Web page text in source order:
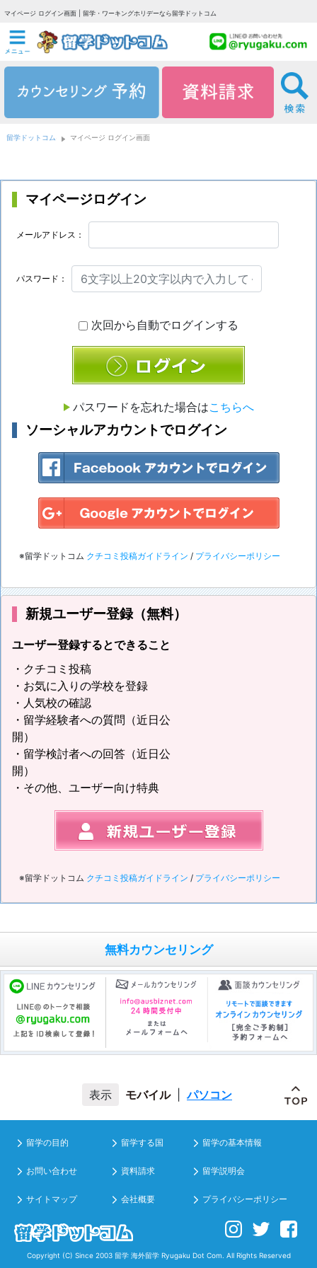
マイページ ログイン画面 | 留学・ワーキングホリデーなら留学ドットコム
留学ドットコム マイページ ログイン画面
マイページログイン
メールアドレス：
パスワード：
次回から自動でログインする
パスワードを忘れた場合はこちらへ
ソーシャルアカウントでログイン
※留学ドットコム クチコミ投稿ガイドライン / プライバシーポリシー
新規ユーザー登録（無料）
ユーザー登録するとできること
・クチコミ投稿
・お気に入りの学校を登録
・人気校の確認
・留学経験者への質問（近日公
開）
・留学検討者への回答（近日公
開）
・その他、ユーザー向け特典
※留学ドットコム クチコミ投稿ガイドライン / プライバシーポリシー
無料カウンセリング
モバイル パソコン
留学の目的 留学する国 留学の基本情報
お問い合わせ 資料請求 留学説明会
サイトマップ 会社概要 プライバシーポリシー
Copyright (C) Since 2003 留学 海外留学Ryugaku Dot Com. All Rights Reserved